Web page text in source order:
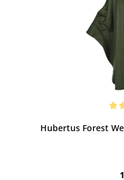
Hubertus Forest